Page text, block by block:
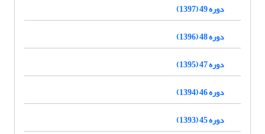
دوره 49 (1397)
دوره 48 (1396)
دوره 47 (1395)
دوره 46 (1394)
دوره 45 (1393)